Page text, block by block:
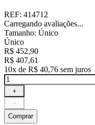
REF: 414712
Carregando avaliações...
Tamanho: Único
Único
R$ 452,90
R$ 407,61
10x de R$ 40,76 sem juros
＋
－
Comprar